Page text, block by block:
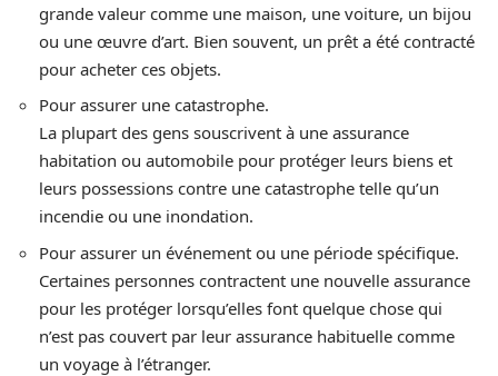
grande valeur comme une maison, une voiture, un bijou
ou une œuvre d’art. Bien souvent, un prêt a été contracté
pour acheter ces objets.
Pour assurer une catastrophe.
La plupart des gens souscrivent à une assurance
habitation ou automobile pour protéger leurs biens et
leurs possessions contre une catastrophe telle qu’un
incendie ou une inondation.
Pour assurer un événement ou une période spécifique.
Certaines personnes contractent une nouvelle assurance
pour les protéger lorsqu’elles font quelque chose qui
n’est pas couvert par leur assurance habituelle comme
un voyage à l’étranger.